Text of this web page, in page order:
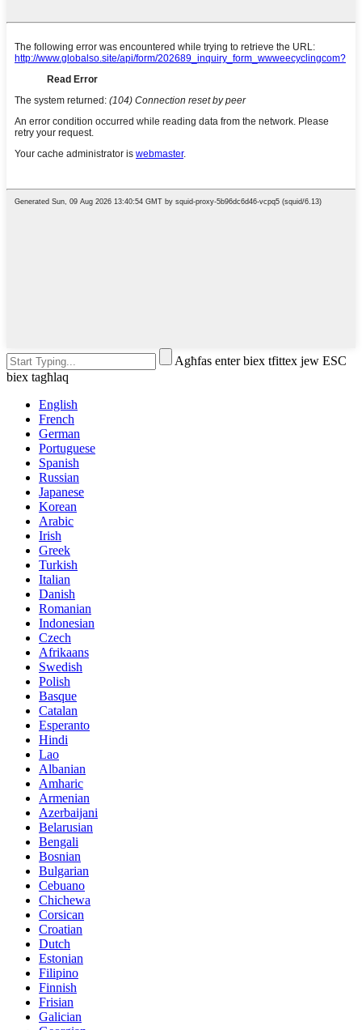
Agħfas enter biex tfittex jew ESC
biex tagħlaq
English
French
German
Portuguese
Spanish
Russian
Japanese
Korean
Arabic
Irish
Greek
Turkish
Italian
Danish
Romanian
Indonesian
Czech
Afrikaans
Swedish
Polish
Basque
Catalan
Esperanto
Hindi
Lao
Albanian
Amharic
Armenian
Azerbaijani
Belarusian
Bengali
Bosnian
Bulgarian
Cebuano
Chichewa
Corsican
Croatian
Dutch
Estonian
Filipino
Finnish
Frisian
Galician